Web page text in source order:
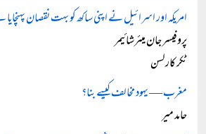
امریکہ اور اسرائیل نے اپنی ساکھ کو بہت نقصان
پروفیسر جان میئرشائیمر
ٹکر کارلسن
مغرب — یہود مخالف کیسے بنا؟
حامد میر